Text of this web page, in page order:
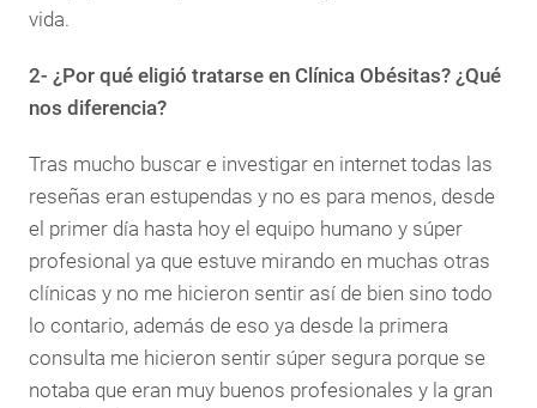
vida.
2- ¿Por qué eligió tratarse en Clínica Obésitas? ¿Qué
nos diferencia?
Tras mucho buscar e investigar en internet todas las
reseñas eran estupendas y no es para menos, desde
el primer día hasta hoy el equipo humano y súper
profesional ya que estuve mirando en muchas otras
clínicas y no me hicieron sentir así de bien sino todo
lo contario, además de eso ya desde la primera
consulta me hicieron sentir súper segura porque se
notaba que eran muy buenos profesionales y la gran